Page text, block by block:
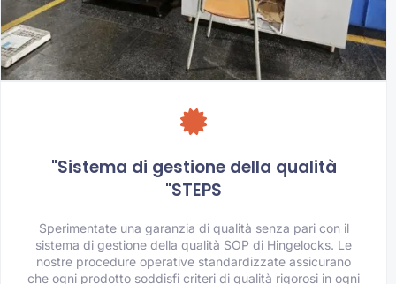
"Sistema di gestione della qualità
"STEPS
Sperimentate una garanzia di qualità senza pari con il
sistema di gestione della qualità SOP di Hingelocks. Le
nostre procedure operative standardizzate assicurano
che ogni prodotto soddisfi criteri di qualità rigorosi in ogni